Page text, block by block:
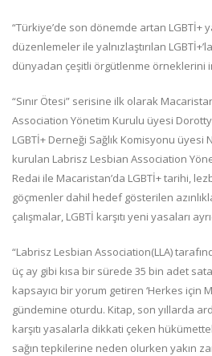
“Türkiye’de son dönemde artan LGBTİ+
düzenlemeler ile yalnızlaştırılan
dünyadan çeşitli örgütlenme örneklerini
“Sınır Ötesi” serisine ilk olarak
Association Yönetim Kurulu üyesi
LGBTİ+ Derneği Sağlık Komisyonu üyesi
kurulan Labrisz Lesbian Association
Redai ile Macaristan’da LGBTİ+ tarihi,
göçmenler dahil hedef gösterilen
çalışmalar, LGBTİ karşıtı yeni yasaları
“Labrisz Lesbian Association(LLA)
üç ay gibi kısa bir sürede 35 bin adet
kapsayıcı bir yorum getiren ‘Herkes için
gündemine oturdu. Kitap, son yıllarda
karşıtı yasalarla dikkati çeken
sağın tepkilerine neden olurken yakın